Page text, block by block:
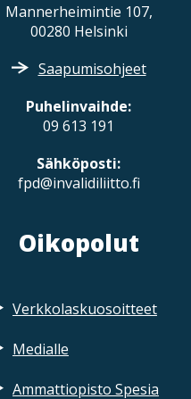
Mannerheimintie 107,
00280 Helsinki
Saapumisohjeet
Puhelinvaihde:
09 613 191
Sähköposti:
fpd@invalidiliitto.fi
Oikopolut
Verkkolaskuosoitteet
Medialle
Ammattiopisto Spesia